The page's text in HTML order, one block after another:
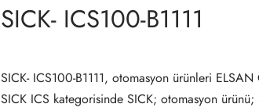
SICK- ICS100-B1111
SICK- ICS100-B1111, otomasyon ürünleri
SICK ICS kategorisinde SICK; otomasyon ürünü;